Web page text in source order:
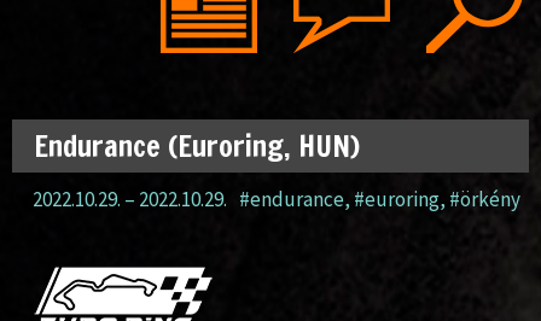
Endurance (Euroring, HUN)
2022.10.29. – 2022.10.29. #endurance, #euroring, #örkény